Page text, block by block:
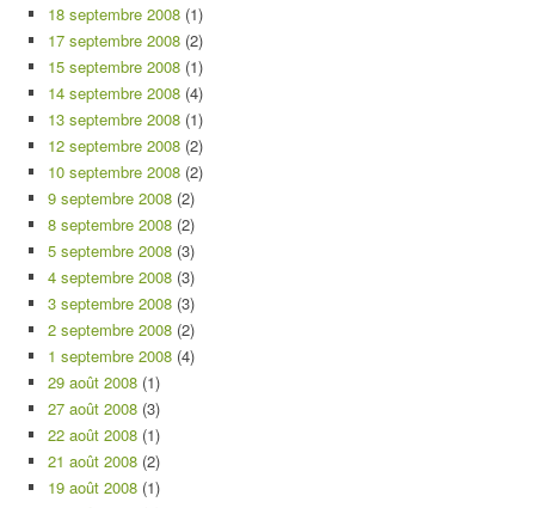
18 septembre 2008 (1)
17 septembre 2008 (2)
15 septembre 2008 (1)
14 septembre 2008 (4)
13 septembre 2008 (1)
12 septembre 2008 (2)
10 septembre 2008 (2)
9 septembre 2008 (2)
8 septembre 2008 (2)
5 septembre 2008 (3)
4 septembre 2008 (3)
3 septembre 2008 (3)
2 septembre 2008 (2)
1 septembre 2008 (4)
29 août 2008 (1)
27 août 2008 (3)
22 août 2008 (1)
21 août 2008 (2)
19 août 2008 (1)